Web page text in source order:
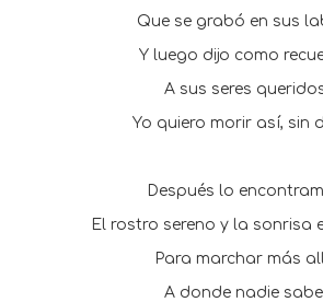
Que se grabó en sus
Y luego dijo como
A sus seres
Yo quiero morir así, sin
Después lo
El rostro sereno y la sonrisa
Para marchar más
A donde nadie